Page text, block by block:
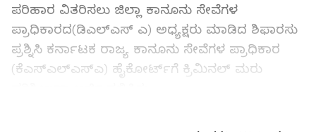
‌ಪರಿಹಾರ ವಿತರಿಸಲು ಜಿಲ್ಲಾ ಕಾನೂನು ಸೇವೆಗಳ‌
ಪ್ರಾಧಿಕಾರದ(ಡಿಎಲ್ಎಸ್ ಎ) ಅಧ್ಯಕ್ಷರು ಮಾಡಿದ ಶಿಫಾರಸು
ಪ್ರಶ್ನಿಸಿ ಕರ್ನಾಟಕ ರಾಜ್ಯ ಕಾನೂನು ಸೇವೆಗಳ ಪ್ರಾಧಿಕಾರ
(ಕೆಎಸ್‌ಎಲ್‌ಎಸ್‌ಎ) ಹೈಕೋರ್ಟ್‌ಗೆ ಕ್ರಿಮಿನಲ್ ಮರು